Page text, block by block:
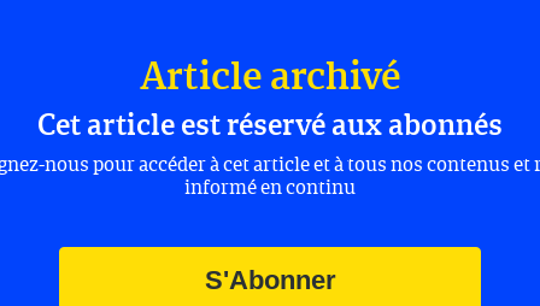
Article archivé
Cet article est réservé aux abonnés
nous pour accéder à cet article et à tous nos contenus et
informé en continu
S'Abonner